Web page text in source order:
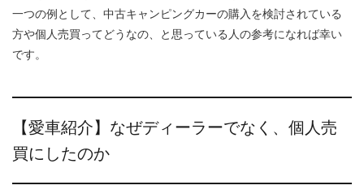
一つの例として、中古キャンピングカーの購入を検討されている
方や個人売買ってどうなの、と思っている人の参考になれば幸い
です。
【愛車紹介】なぜディーラーでなく、個人売
買にしたのか